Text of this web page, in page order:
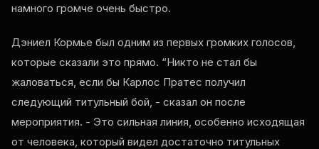
намного громче очень быстро.
Дэниел Кормье был одним из первых громких голосов,
которые сказали это прямо. “Никто не стал бы
жаловаться, если бы Карлос Пратес получил
следующий титульный бой, - сказал он после
мероприятия. - Это сильная линия, особенно исходящая
от человека, который видел достаточно титульных